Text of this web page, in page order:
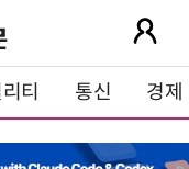
티 통신 경제